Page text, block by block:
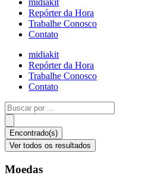
midiakit
Repórter da Hora
Trabalhe Conosco
Contato
midiakit
Repórter da Hora
Trabalhe Conosco
Contato
Pesquisar
...
Encontrado(s)
Ver todos os resultados
Moedas